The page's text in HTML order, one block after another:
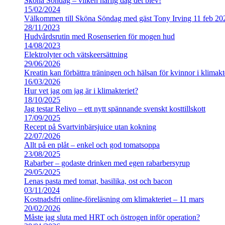
15/02/2024
Välkommen till Sköna Söndag med gäst Tony Irving 11 feb
28/11/2023
Hudvårdsrutin med Rosenserien för mogen hud
14/08/2023
Elektrolyter och vätskeersättning
29/06/2026
Kreatin kan förbättra träningen och hälsan för kvinnor i
16/03/2026
Hur vet jag om jag är i klimakteriet?
18/10/2025
Jag testar Relivo – ett nytt spännande svenskt kosttillskott
17/09/2025
Recept på Svartvinbärsjuice utan kokning
22/07/2026
Allt på en plåt – enkel och god tomatsoppa
23/08/2025
Rabarber – godaste drinken med egen rabarbersyrup
29/05/2025
Lenas pasta med tomat, basilika, ost och bacon
03/11/2024
Kostnadsfri online-föreläsning om klimakteriet – 11 mars
20/02/2026
Måste jag sluta med HRT och östrogen inför operation?